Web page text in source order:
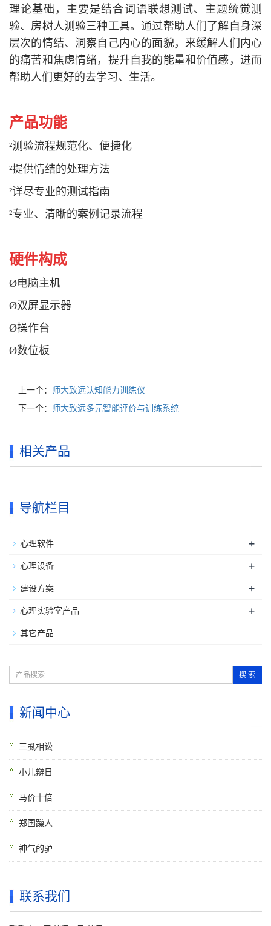
理论基础 ， 主要是结合词语联想测试、 主题统觉测
验、房树人测验三种工具。通过帮助人们了解自身深
层次的情结、洞察自己内心的面貌， 来缓解人们内心
的痛苦和焦虑情绪， 提升自我的能量和价值感 ， 进而
帮助人们更好的去学习、 生活。
产品功能
²测验流程规范化、 便捷化
²提供情结的处理方法
²详尽专业的测试指南
²专业、 清晰的案例记录流程
硬件构成
Ø电脑主机
Ø双屏显示器
Ø操作台
Ø数位板
上一个： 师大致远认知能力训练仪
下一个： 师大致远多元智能评价与训练系统
相关产品
导航栏目
心理软件 +
心理设备 +
建设方案 +
心理实验室产品 +
其它产品
搜 索
新闻中心
三虱相讼
小儿辩日
马价十倍
郑国躁人
神气的驴
联系我们